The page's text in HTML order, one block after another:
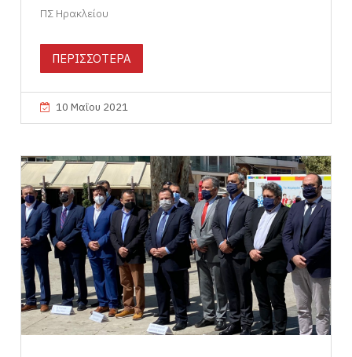
ΠΣ Ηρακλείου
ΠΕΡΙΣΣΟΤΕΡΑ
10 Μαΐου 2021